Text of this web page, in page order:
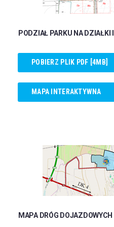
PODZIAŁ PARKU NA DZIAŁKI
POBIERZ PLIK PDF [4MB]
MAPA INTERAKTYWNA
MAPA DRÓG DOJAZDOWYCH